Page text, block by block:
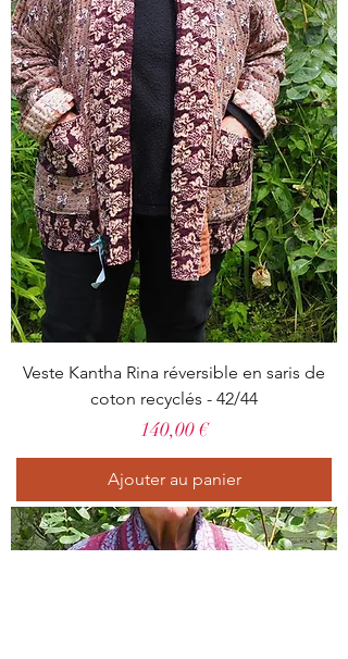
Veste Kantha Rina réversible en saris de
coton recyclés - 42/44
Prix
140,00 €
Ajouter au panier